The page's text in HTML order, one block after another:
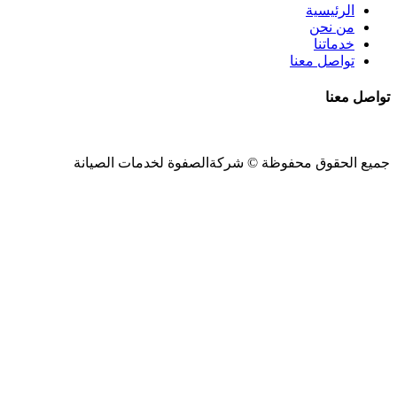
الرئيسية
من نحن
خدماتنا
تواصل معنا
تواصل معنا
جميع الحقوق محفوظة © شركةالصفوة لخدمات الصيانة